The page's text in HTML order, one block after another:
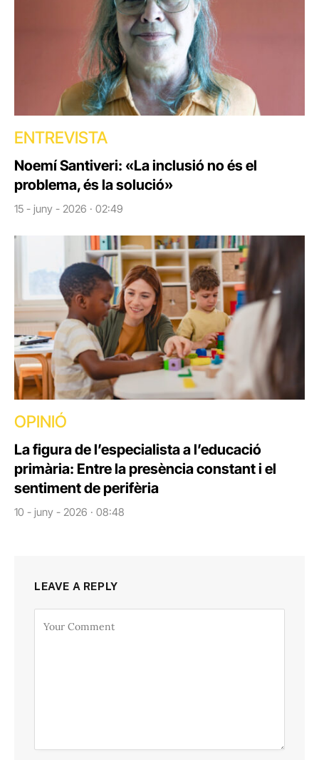
ENTREVISTA
Noemí Santiveri: «La inclusió no és el
problema, és la solució»
15 - juny - 2026 · 02:49
OPINIÓ
La figura de l’especialista a l’educació
primària: Entre la presència constant i el
sentiment de perifèria
10 - juny - 2026 · 08:48
LEAVE A REPLY